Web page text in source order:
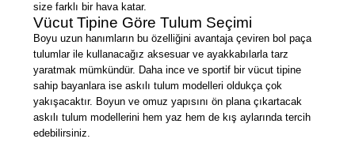
size farklı bir hava katar.
Vücut Tipine Göre Tulum Seçimi
Boyu uzun hanımların bu özelliğini avantaja çeviren bol paça
tulumlar ile kullanacağız aksesuar ve ayakkabılarla tarz
yaratmak mümkündür. Daha ince ve sportif bir vücut tipine
sahip bayanlara ise askılı tulum modelleri oldukça çok
yakışacaktır. Boyun ve omuz yapısını ön plana çıkartacak
askılı tulum modellerini hem yaz hem de kış aylarında tercih
edebilirsiniz.